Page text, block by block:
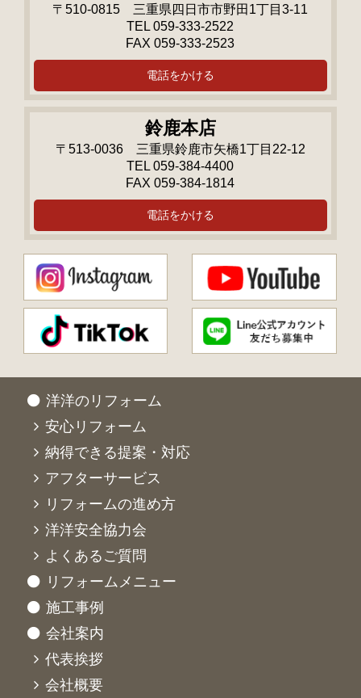
〒510-0815 三重県四日市市野田1丁目3-11
TEL 059-333-2522
FAX 059-333-2523
電話をかける
鈴鹿本店
〒513-0036 三重県鈴鹿市矢橋1丁目22-12
TEL 059-384-4400
FAX 059-384-1814
電話をかける
洋洋のリフォーム
安心リフォーム
納得できる提案・対応
アフターサービス
リフォームの進め方
洋洋安全協力会
よくあるご質問
リフォームメニュー
施工事例
会社案内
代表挨拶
会社概要